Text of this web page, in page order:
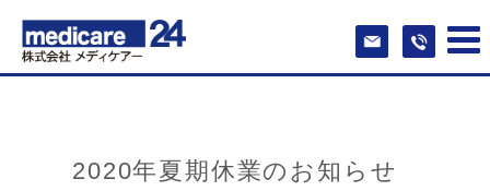
2020年夏期休業のお知らせ